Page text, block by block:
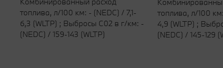
топлива, л/100 км: - (NEDC) / 7,1-
6,3 (WLTP) ; Выбросы C02 в г/км: -
(NEDC) / 159-143 (WLTP)
топлива, л/100
4,9 (WLTP) ;
(NEDC) / 145-129